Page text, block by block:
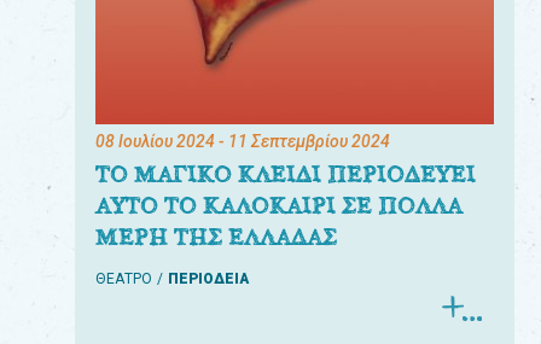
08 Ιουλίου 2024- 11 Σεπτεμβρίου 2024
ΤΟ ΜΑΓΙΚΟ ΚΛΕΙΔΙ ΠΕΡΙΟΔΕΥΕΙ
ΑΥΤΟ ΤΟ ΚΑΛΟΚΑΙΡΙ ΣΕ ΠΟΛΛΑ
ΜΕΡΗ ΤΗΣ ΕΛΛΑΔΑΣ
ΘΕΑΤΡΟ ΠΕΡΙΟΔΕΙΑ